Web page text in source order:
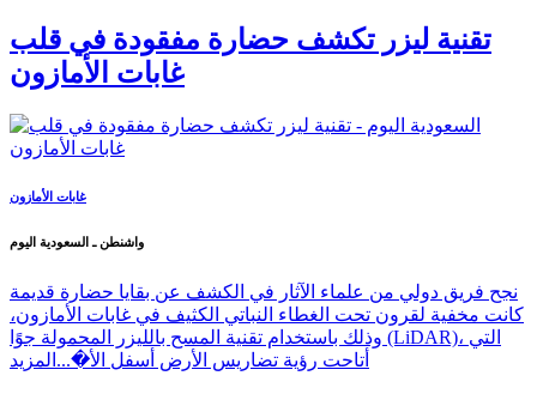
تقنية ليزر تكشف حضارة مفقودة في قلب
غابات الأمازون
غابات الأمازون
واشنطن ـ السعودية اليوم
نجح فريق دولي من علماء الآثار في الكشف عن بقايا حضارة قديمة
كانت مخفية لقرون تحت الغطاء النباتي الكثيف في غابات الأمازون،
وذلك باستخدام تقنية المسح بالليزر المحمولة جوًا (LiDAR)، التي
أتاحت رؤية تضاريس الأرض أسفل الأ�... المزيد